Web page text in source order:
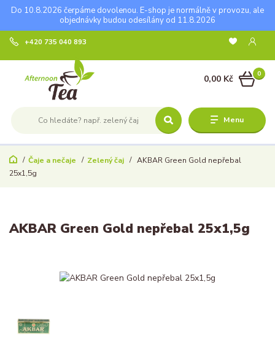
Do 10.8.2026 čerpáme dovolenou. E-shop je normálně v provozu, ale
objednávky budou odesílány od 11.8.2026
Menu
+420 735 040 893
0
0,00 Kč
Čaje a nečaje Zelený čaj
AKBAR Green Gold nepřebal
25x1,5g
AKBAR Green Gold nepřebal 25x1,5g